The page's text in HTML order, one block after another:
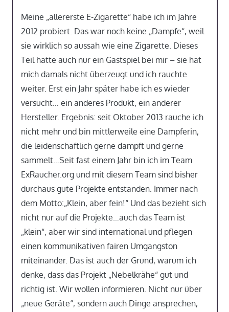
Meine „allererste E-Zigarette“ habe ich im Jahre
2012 probiert. Das war noch keine „Dampfe“, weil
sie wirklich so aussah wie eine Zigarette. Dieses
Teil hatte auch nur ein Gastspiel bei mir – sie hat
mich damals nicht überzeugt und ich rauchte
weiter. Erst ein Jahr später habe ich es wieder
versucht… ein anderes Produkt, ein anderer
Hersteller. Ergebnis: seit Oktober 2013 rauche ich
nicht mehr und bin mittlerweile eine Dampferin,
die leidenschaftlich gerne dampft und gerne
sammelt…Seit fast einem Jahr bin ich im Team
ExRaucher.org und mit diesem Team sind bisher
durchaus gute Projekte entstanden. Immer nach
dem Motto:„Klein, aber fein!“ Und das bezieht sich
nicht nur auf die Projekte…auch das Team ist
„klein“, aber wir sind international und pflegen
einen kommunikativen fairen Umgangston
miteinander. Das ist auch der Grund, warum ich
denke, dass das Projekt „Nebelkrähe“ gut und
richtig ist. Wir wollen informieren. Nicht nur über
„neue Geräte“, sondern auch Dinge ansprechen,